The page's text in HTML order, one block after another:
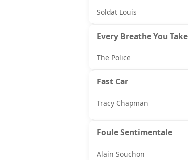
Soldat Louis
Every Breathe You Take
The Police
Fast Car
Tracy Chapman
Foule Sentimentale
Alain Souchon